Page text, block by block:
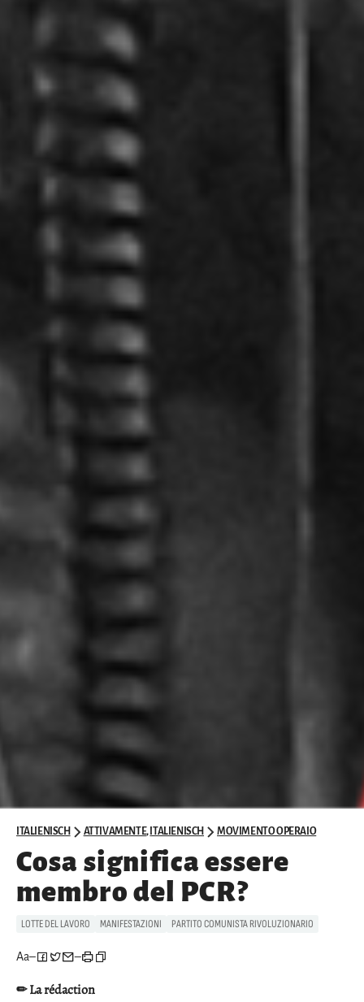
ITALIENISCH ATTIVAMENTE, ITALIENISCH MOVIMENTO OPERAIO
Cosa significa essere
membro del PCR?
LOTTE DEL LAVORO MANIFESTAZIONI PARTITO COMUNISTA RIVOLUZIONARIO
Aa– –
✏ La rédaction